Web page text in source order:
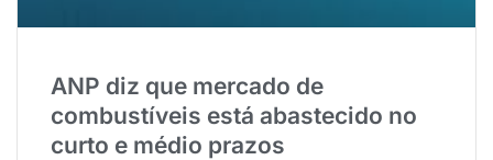
ANP diz que mercado de
combustíveis está abastecido no
curto e médio prazos